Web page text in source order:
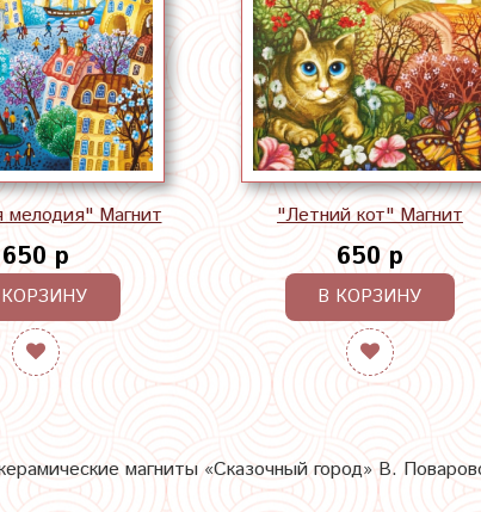
мелодия" Магнит
650 р
"Летний кот" Магнит
650 р
В КОРЗИНУ
магниты «Сказочный город» В.